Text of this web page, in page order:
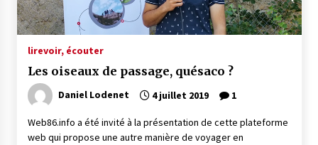
lirevoir, écouter
Les oiseaux de passage, quésaco ?
Daniel Lodenet 4 juillet 2019 1
Web86.info a été invité à la présentation de cette plateforme
web qui propose une autre manière de voyager en